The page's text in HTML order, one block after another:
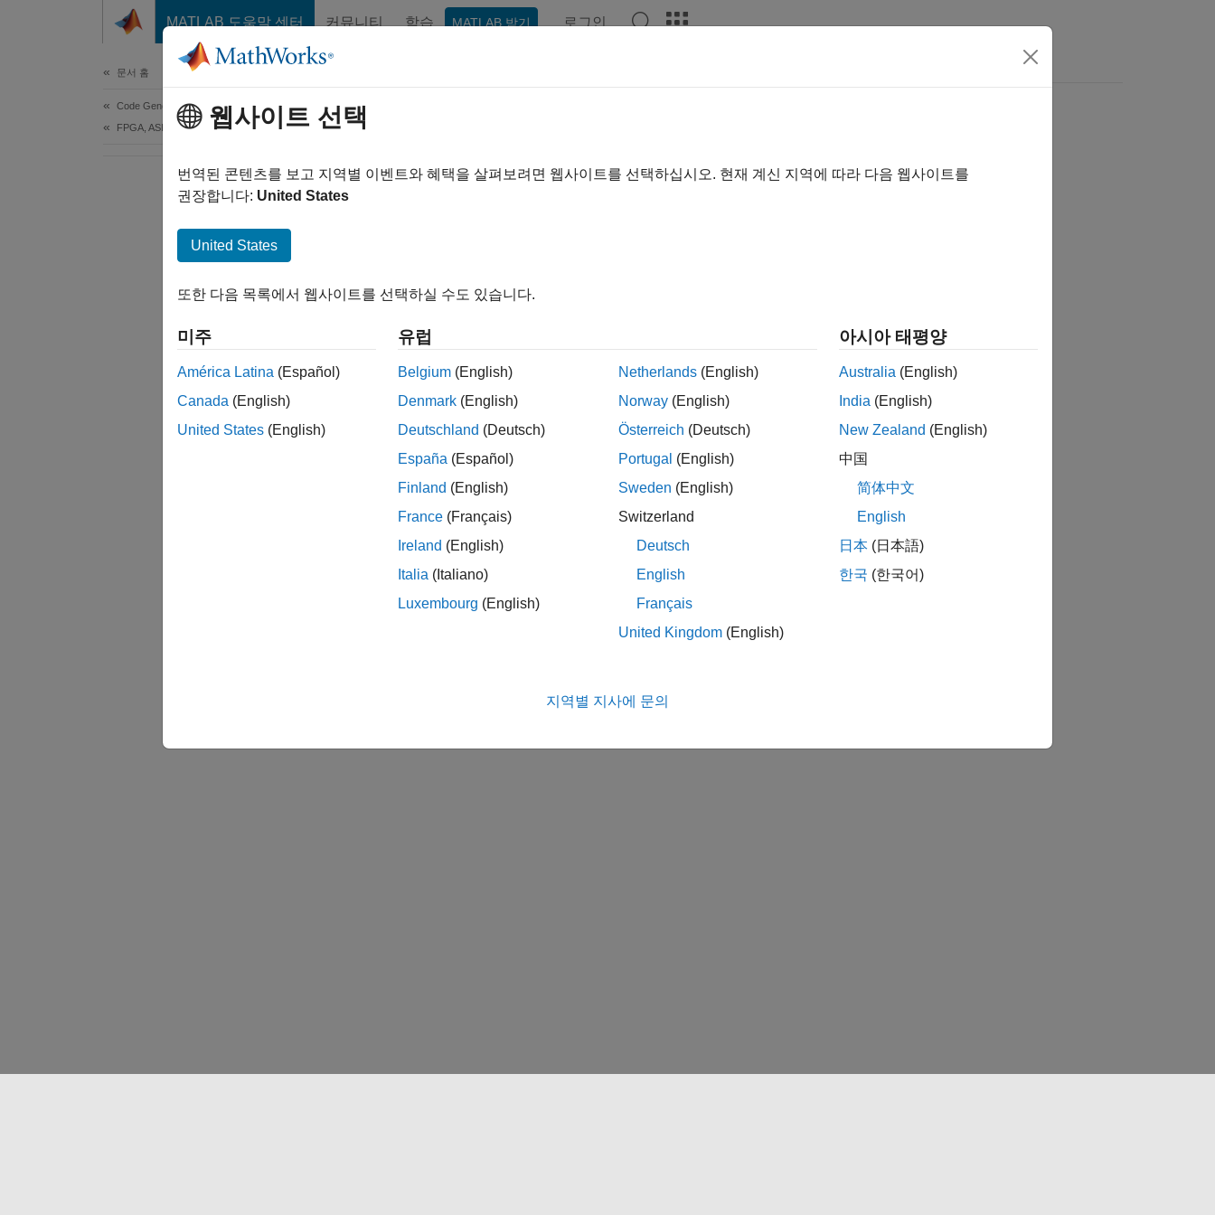
MATLAB 도움말 센터 커뮤니티 학습 MATLAB 받기 로그인
문서 홈
Code Generation
FPGA, ASIC, and SoC Development
How useful was this information?
웹사이트 선택
번역된 콘텐츠를 보고 지역별 이벤트와 혜택을 살펴보려면 웹사이트를 선택하십시오. 현재 계신 지역에 따라 다음 웹사이트를
권장합니다: United States
United States
또한 다음 목록에서 웹사이트를 선택하실 수도 있습니다.
미주
América Latina (Español)
Canada (English)
United States (English)
유럽
Belgium (English)
Denmark (English)
Deutschland (Deutsch)
España (Español)
Finland (English)
France (Français)
Ireland (English)
Italia (Italiano)
Luxembourg (English)
Netherlands (English)
Norway (English)
Österreich (Deutsch)
Portugal (English)
Sweden (English)
Switzerland
Deutsch
English
Français
United Kingdom (English)
아시아 태평양
Australia (English)
India (English)
New Zealand (English)
中国
简体中文
English
日本 (日本語)
한국 (한국어)
지역별 지사에 문의